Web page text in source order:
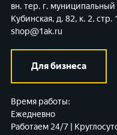
вн. тер. г.
Кубинская, д. 82, к. 2,
shop@1ak.ru
Для бизнеса
Время работы:
Ежедневно
Работаем 24/7 |